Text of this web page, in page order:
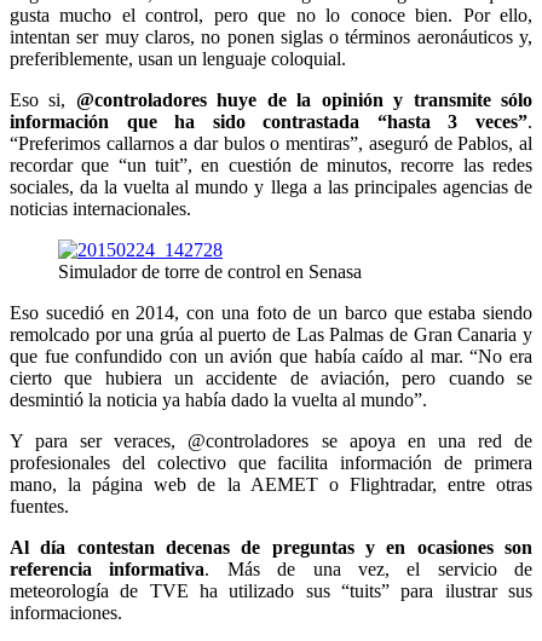
gusta mucho el control, pero que no lo conoce bien. Por ello,
intentan ser muy claros, no ponen siglas o términos aeronáuticos y,
preferiblemente, usan un lenguaje coloquial.
Eso si, @controladores huye de la opinión y transmite sólo
información que ha sido contrastada “hasta 3 veces”.
“Preferimos callarnos a dar bulos o mentiras”, aseguró de Pablos, al
recordar que “un tuit”, en cuestión de minutos, recorre las redes
sociales, da la vuelta al mundo y llega a las principales agencias de
noticias internacionales.
Simulador de torre de control en Senasa
Eso sucedió en 2014, con una foto de un barco que estaba siendo
remolcado por una grúa al puerto de Las Palmas de Gran Canaria y
que fue confundido con un avión que había caído al mar. “No era
cierto que hubiera un accidente de aviación, pero cuando se
desmintió la noticia ya había dado la vuelta al mundo”.
Y para ser veraces, @controladores se apoya en una red de
profesionales del colectivo que facilita información de primera
mano, la página web de la AEMET o Flightradar, entre otras
fuentes.
Al día contestan decenas de preguntas y en ocasiones son
referencia informativa. Más de una vez, el servicio de
meteorología de TVE ha utilizado sus “tuits” para ilustrar sus
informaciones.